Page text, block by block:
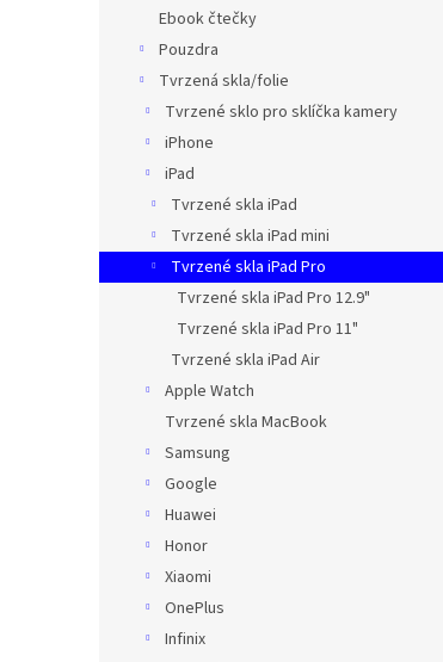
Ebook čtečky
Pouzdra
Tvrzená skla/folie
Tvrzené sklo pro sklíčka kamery
iPhone
iPad
Tvrzené skla iPad
Tvrzené skla iPad mini
Tvrzené skla iPad Pro
Tvrzené skla iPad Pro 12.9"
Tvrzené skla iPad Pro 11"
Tvrzené skla iPad Air
Apple Watch
Tvrzené skla MacBook
Samsung
Google
Huawei
Honor
Xiaomi
OnePlus
Infinix